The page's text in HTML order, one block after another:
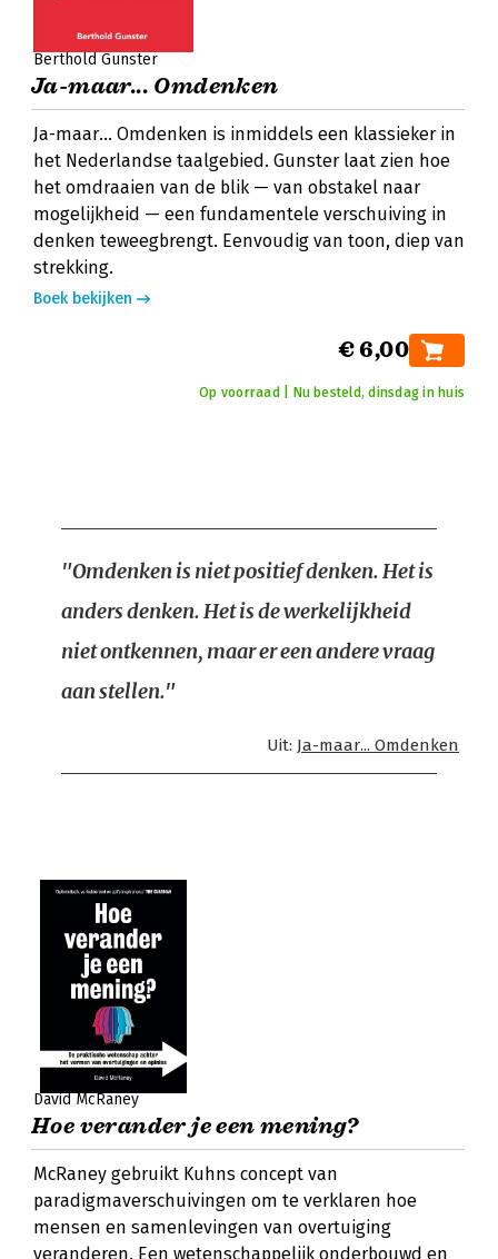
Berthold Gunster
Ja-maar... Omdenken
Ja-maar... Omdenken is inmiddels een klassieker in
het Nederlandse taalgebied. Gunster laat zien hoe
het omdraaien van de blik — van obstakel naar
mogelijkheid — een fundamentele verschuiving in
denken teweegbrengt. Eenvoudig van toon, diep van
strekking.
Boek bekijken
€ 6,00
Op voorraad | Nu besteld, dinsdag in huis
"Omdenken is niet positief denken. Het is
anders denken. Het is de werkelijkheid
niet ontkennen, maar er een andere vraag
aan stellen."
Uit: Ja-maar... Omdenken
David McRaney
Hoe verander je een mening?
McRaney gebruikt Kuhns concept van
paradigmaverschuivingen om te verklaren hoe
mensen en samenlevingen van overtuiging
veranderen. Een wetenschappelijk onderbouwd en